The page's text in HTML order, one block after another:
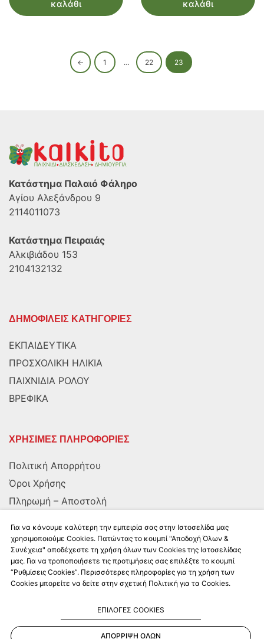
καλάθι
καλάθι
← 1 … 22 23
Κατάστημα Παλαιό Φάληρο
Αγίου Αλεξάνδρου 9
2114011073
Κατάστημα Πειραιάς
Αλκιβιάδου 153
2104132132
ΔΗΜΟΦΙΛΕΙΣ ΚΑΤΗΓΟΡΙΕΣ
ΕΚΠΑΙΔΕΥΤΙΚΑ
ΠΡΟΣΧΟΛΙΚΗ ΗΛΙΚΙΑ
ΠΑΙΧΝΙΔΙΑ ΡΟΛΟΥ
ΒΡΕΦΙΚΑ
ΧΡΗΣΙΜΕΣ ΠΛΗΡΟΦΟΡΙΕΣ
Πολιτική Απορρήτου
Όροι Χρήσης
Πληρωμή – Αποστολή
ΑΚΟΛΟΥΘΗΣΤΕ ΜΑΣ
Για να κάνουμε καλύτερη την εμπειρία σας στην Ιστοσελίδα μας
χρησιμοποιούμε Cookies. Πατώντας το κουμπί "Αποδοχή Όλων &
Συνέχεια" αποδέχεστε τη χρήση όλων των Cookies της Ιστοσελίδας
μας. Για να τροποποιήσετε τις προτιμήσεις σας επιλέξτε το κουμπί
“Ρυθμίσεις Cookies”. Περισσότερες πληροφορίες για τη χρήση των
Cookies μπορείτε να δείτε στην σχετική Πολιτική για τα Cookies.
ΕΠΙΛΟΓΕΣ COOKIES
ΑΠΟΡΡΙΨΗ ΟΛΩΝ